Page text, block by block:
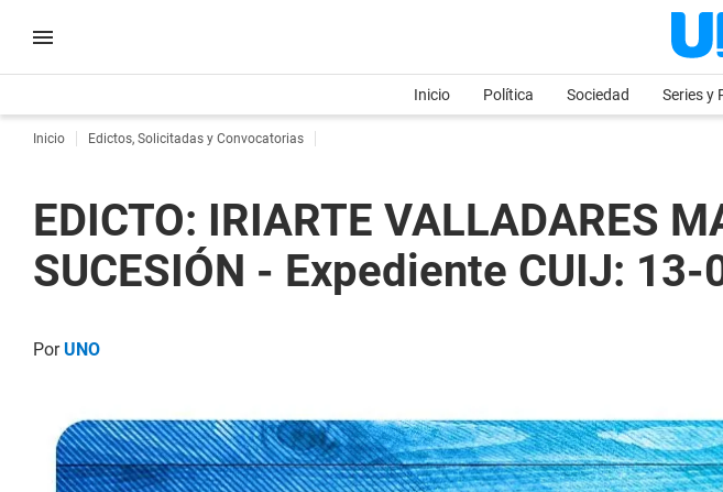
Inicio Política Sociedad Series y
Inicio Edictos, Solicitadas y Convocatorias
EDICTO: IRIARTE VALLADARES
SUCESIÓN - Expediente CUIJ:
PorUNO